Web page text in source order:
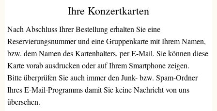
Ihre Konzertkarten
Nach Abschluss Ihrer Bestellung erhalten Sie eine
Reservierungsnummer und eine Gruppenkarte mit Ihrem Namen,
bzw. dem Namen des Kartenhalters, per E-Mail. Sie können diese
Karte vorab ausdrucken oder auf Ihrem Smartphone zeigen.
Bitte überprüfen Sie auch immer den Junk- bzw. Spam-Ordner
Ihres E-Mail-Programms damit Sie keine Nachricht von uns
übersehen.